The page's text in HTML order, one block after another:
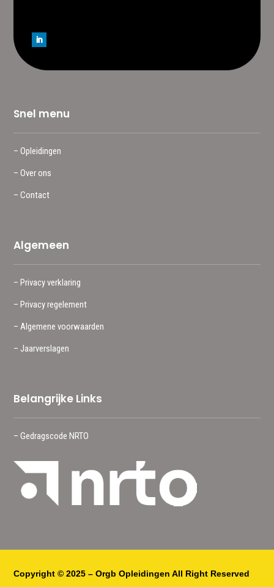
Snel menu
– Opleidingen
– Over ons
– Contact
Algemeen
– Privacy verklaring
– Privacy regelement
– Algemene voorwaarden
– Jaarverslagen
Belangrijke Links
– Gedragscode NRTO
Copyright © 2025 – Orgb Opleidingen All Right Reserved